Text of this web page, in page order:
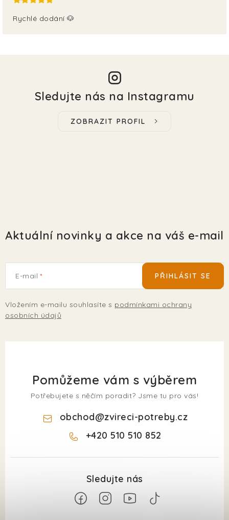
Rychlé dodání 🐶
Sledujte nás na Instagramu
ZOBRAZIT PROFIL
Aktuální novinky a akce na váš e-mail
E-mail
Vložením e-mailu souhlasíte s podmínkami ochrany
osobních údajů
PŘIHLÁSIT SE
Pomůžeme vám s výběrem
Potřebujete s něčím poradit? Jsme tu pro vás!
obchod@zvireci-potreby.cz
+420 510 510 852